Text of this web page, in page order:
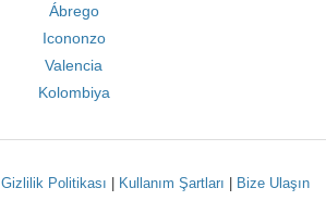
Ábrego
Icononzo
Valencia
Kolombiya
Gizlilik Politikası Kullanım Şartları Bize Ulaşın